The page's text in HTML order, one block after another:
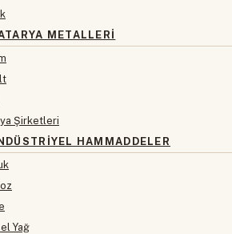
METALLERI
Şirketleri
HAMMADDELER
Yağ